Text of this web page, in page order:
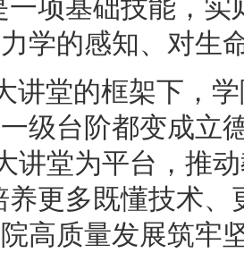
学的感知、对生
讲堂的框架下，
级台阶都变成立
讲堂为平台，推
养更多既懂技术
高质量发展筑牢